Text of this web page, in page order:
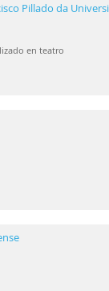
Pillado da
en teatro